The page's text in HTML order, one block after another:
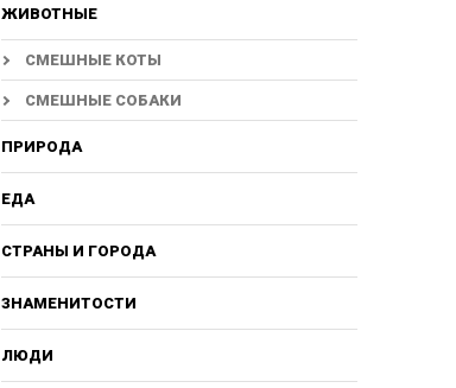
ЖИВОТНЫЕ
СМЕШНЫЕ КОТЫ
СМЕШНЫЕ СОБАКИ
ПРИРОДА
ЕДА
СТРАНЫ И ГОРОДА
ЗНАМЕНИТОСТИ
ЛЮДИ